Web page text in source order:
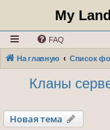
My
FAQ
На главную Список
Кланы
Новая тема